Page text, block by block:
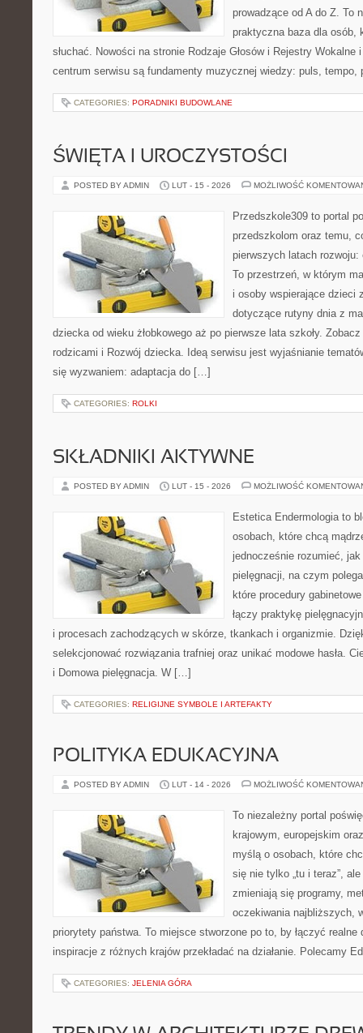
prowadzące od A do Z. To
praktyczna baza dla osób,
słuchać. Nowości na stronie Rodzaje Głosów i Rejestry Wokalne
centrum serwisu są fundamenty muzycznej wiedzy: puls,
CATEGORIES: PORADNIKI BUDOWLANE
ŚWIĘTA I UROCZYSTOŚCI
POSTED BY ADMIN LUT - 15 - 2026 MOŻLIWOŚĆ
Przedszkole309 to portal
przedszkolom oraz temu,
pierwszych latach
To przestrzeń, w którym
i osoby wspierające dzieci
dotyczące rutyny dnia z
dziecka od wieku żłobkowego aż po pierwsze lata szkoły.
rodzicami i Rozwój dziecka. Ideą serwisu jest wyjaśnianie
się wyzwaniem: adaptacja do […]
CATEGORIES: ROLKI
SKŁADNIKI AKTYWNE
POSTED BY ADMIN LUT - 15 - 2026 MOŻLIWOŚĆ
Estetica Endermologia to
osobach, które chcą
jednocześnie rozumieć, jak
pielęgnacji, na czym
które procedury
łączy praktykę
i procesach zachodzących w skórze, tkankach i organizmie.
selekcjonować rozwiązania trafniej oraz unikać modowe hasła.
i Domowa pielęgnacja. W […]
CATEGORIES: RELIGIJNE SYMBOLE I ARTEFAKTY
POLITYKA EDUKACYJNA
POSTED BY ADMIN LUT - 14 - 2026 MOŻLIWOŚĆ
To niezależny portal
krajowym, europejskim
myślą o osobach, które
się nie tylko „tu i teraz”,
zmieniają się programy,
oczekiwania najbliższych,
priorytety państwa. To miejsce stworzone po to, by łączyć
inspiracje z różnych krajów przekładać na działanie. Polecamy
CATEGORIES: JELENIA GÓRA